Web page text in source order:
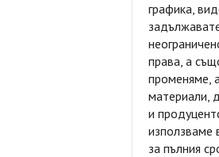
графика,
права, а
променяме,
материали,
и
използваме
за пълния